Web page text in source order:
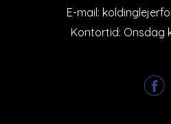
E-mail:
Kontortid: Onsdag